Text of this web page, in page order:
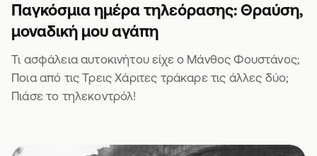
Παγκόσμια ημέρα τηλεόρασης: Θραύση,
μοναδική μου αγάπη
Τι ασφάλεια αυτοκινήτου είχε ο Μάνθος Φουστάνος;
Ποια από τις Τρεις Χάριτες τράκαρε τις άλλες δύο;
Πιάσε το τηλεκοντρόλ!